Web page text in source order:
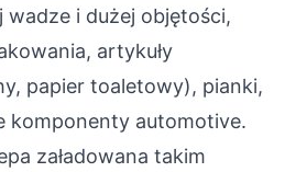
i dużej objętości,
artykuły
papier toaletowy), pianki,
komponenty automotive.
załadowana takim